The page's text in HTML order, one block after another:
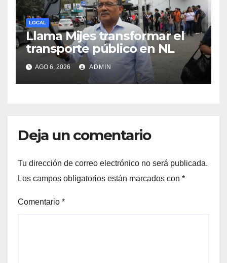
LOCAL
Llama Mijes transformar el
transporte público en NL
AGO 6, 2026 ADMIN
Deja un comentario
Tu dirección de correo electrónico no será publicada.
Los campos obligatorios están marcados con *
Comentario *